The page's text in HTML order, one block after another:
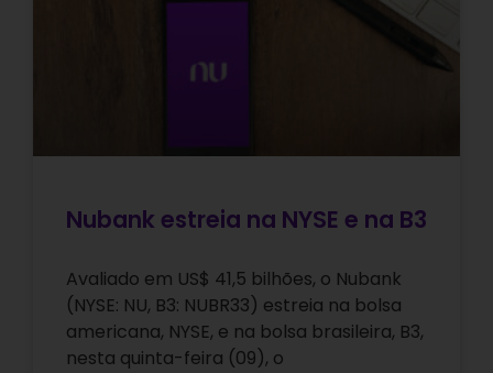
Nubank estreia na NYSE e na B3
Avaliado em US$ 41,5 bilhões, o Nubank
(NYSE: NU, B3: NUBR33) estreia na bolsa
americana, NYSE, e na bolsa brasileira, B3,
nesta quinta-feira (09), o